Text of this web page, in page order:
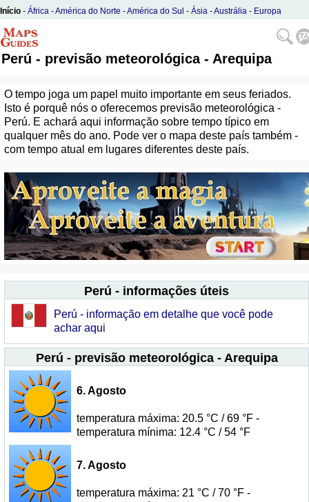
Início - África -América do Norte -América do Sul - Ásia -Austrália - Europa
Perú - previsão meteorológica - Arequipa
O tempo joga um papel muito importante em seus feriados.
Isto é porquê nós o oferecemos previsão meteorológica -
Perú. E achará aqui informação sobre tempo típico em
qualquer mês do ano. Pode ver o mapa deste país também -
com tempo atual em lugares diferentes deste país.
Perú - informações úteis
Perú - informação em detalhe que você pode
achar aqui
Perú - previsão meteorológica - Arequipa
6. Agosto
temperatura máxima: 20.5 °C / 69 °F -
temperatura mínima: 12.4 °C / 54 °F
7. Agosto
temperatura máxima: 21 °C / 70 °F -